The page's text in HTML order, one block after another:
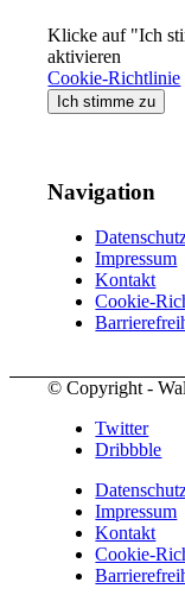
Klicke auf "Ich
aktivieren
Cookie-Richtlinie
Ich stimme zu
Navigation
Impressum
Kontakt
Cookie-
© Copyright -
Twitter
Dribbble
Impressum
Kontakt
Cookie-